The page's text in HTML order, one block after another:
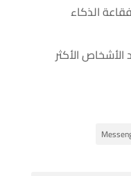
انفجار فقاعة الذكاء
الأكثر